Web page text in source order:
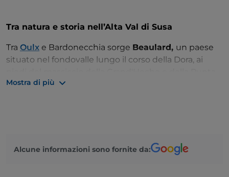
Tra natura e storia nell’Alta Val di Susa
Tra Oulx e Bardonecchia sorge Beaulard, un paese
situato nel fondovalle lungo il corso della Dora, ai
Clotesse. Una località attenta al recupero della
dopo la chiusura degli impianti, a metà degli Anni 90.
Il centro storico custodisce una delle chiese più
Mostra di più
Alcune informazioni sono fornite da: